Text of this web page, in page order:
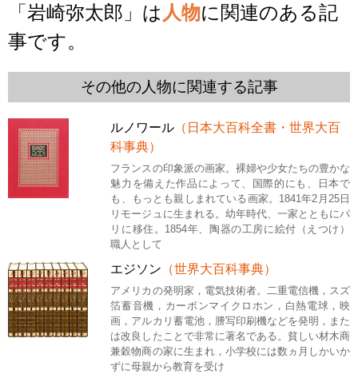
「岩崎弥太郎」は 人物に関連のある記
事です。
その他の人物に関連する記事
ルノワール （日本大百科全書・世界大百
科事典）
フランスの印象派の画家。裸婦や少女たちの豊かな
魅力を備えた作品によって、国際的にも、日本で
も、もっとも親しまれている画家。1841年2月25日
リモージュに生まれる。幼年時代、一家とともにパ
リに移住。1854年、陶器の工房に絵付（えつけ）
職人として
エジソン （世界大百科事典）
アメリカの発明家，電気技術者。二重電信機，スズ
箔蓄音機，カーボンマイクロホン，白熱電球，映
画，アルカリ蓄電池，謄写印刷機などを発明，また
は改良したことで非常に著名である。貧しい材木商
兼穀物商の家に生まれ，小学校には数ヵ月しかいか
ずに母親から教育を受け